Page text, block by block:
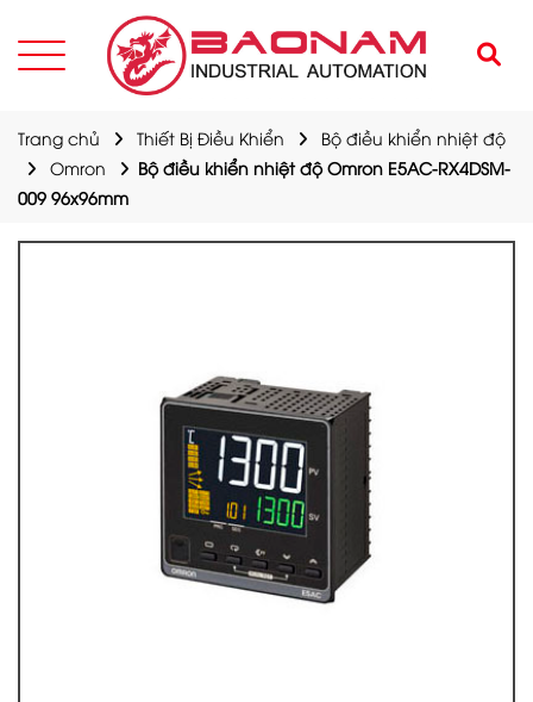
Trang chủ Thiết Bị Điều Khiển
Bộ điều khiển nhiệt độ
Omron
Bộ điều khiển nhiệt độ Omron E5AC-RX4DSM-
009 96x96mm